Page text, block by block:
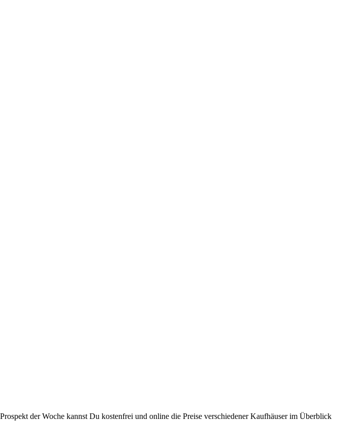
der Woche kannst Du kostenfrei und online die Preise verschiedener Kaufhäuser im Überblick